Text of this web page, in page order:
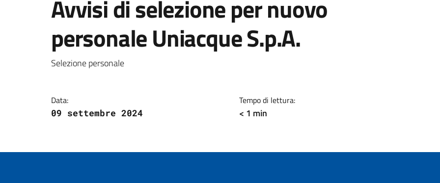
Avvisi di selezione per nuovo
personale Uniacque S.p.A.
Dettagli della notizia
Selezione personale
Data:
09 settembre 2024
Tempo di lettura:
< 1 min